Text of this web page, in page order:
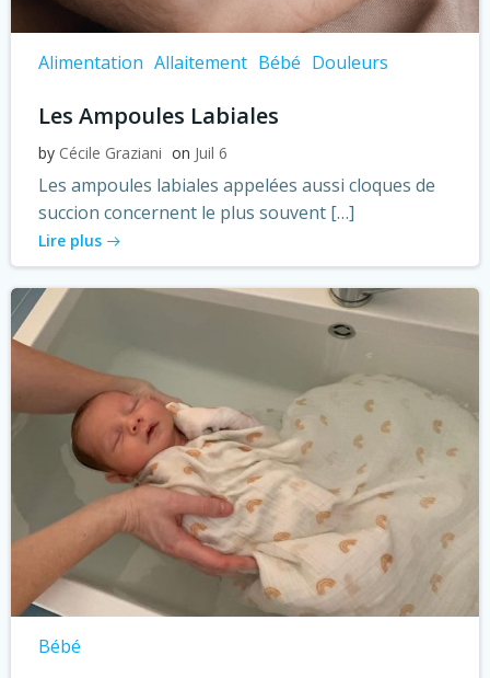
Alimentation Allaitement Bébé Douleurs
Les Ampoules Labiales
by Cécile Graziani on Juil 6
Les ampoules labiales appelées aussi cloques de
succion concernent le plus souvent […]
Lire plus
Bébé